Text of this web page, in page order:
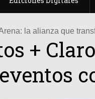
la alianza que
+